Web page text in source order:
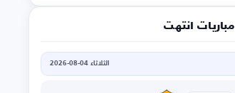
مباريات انتهت
الثلاثاء 04-08-2026